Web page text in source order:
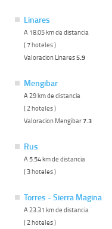
Linares
A 18.05 km de distancia
( 7 hoteles )
Valoracion Linares5.9
Mengibar
A 29 km de distancia
( 2 hoteles )
Valoracion Mengibar7.3
Rus
A 5.54 km de distancia
( 3 hoteles )
Torres - Sierra Magina
A 23.31 km de distancia
( 2 hoteles )